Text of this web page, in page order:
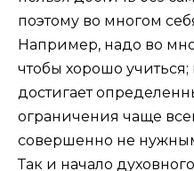
поэтому во многом
Например, надо во
чтобы хорошо учиться;
достигает
ограничения чаще
совершенно не
Так и начало